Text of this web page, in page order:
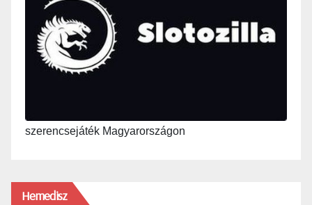
szerencsejáték Magyarországon
Hemedisz